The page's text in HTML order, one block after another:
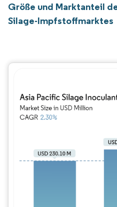
Größe und Marktanteil
Silage-Impfstoffmarktes